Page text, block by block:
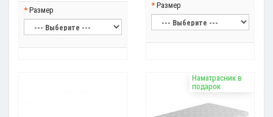
Размер
Размер
Наматрасник в
подарок